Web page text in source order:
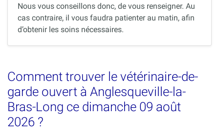
Nous vous conseillons donc, de vous renseigner. Au
cas contraire, il vous faudra patienter au matin, afin
d’obtenir les soins nécessaires.
Comment trouver le vétérinaire-de-
garde ouvert à Anglesqueville-la-
Bras-Long ce dimanche 09 août
2026 ?